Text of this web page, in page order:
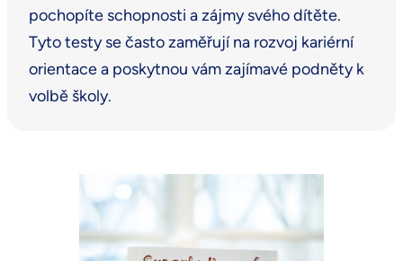
pochopíte schopnosti a zájmy svého dítěte.
Tyto testy se často zaměřují na rozvoj kariérní
orientace a poskytnou vám zajímavé podněty k
volbě školy.